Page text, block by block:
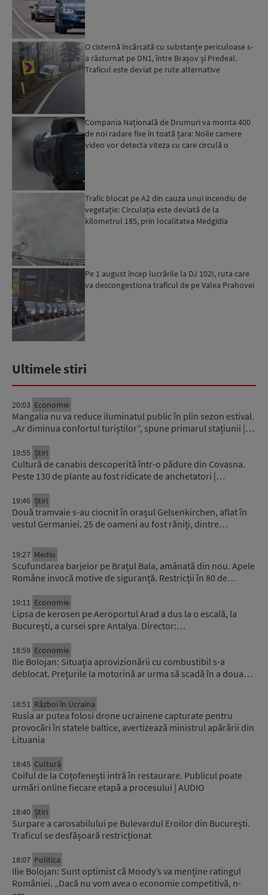
O cisternă încărcată cu substanțe periculoase s-
a răsturnat pe DN1, între Brașov și Predeal.
Traficul este deviat pe rute alternative
Compania Națională de Drumuri va monta 400
de noi radare fixe în toată țara: Noile camere
video vor detecta viteza cu care circulă o
Trafic blocat pe A2 din cauza unui incendiu de
vegetație: Circulația este deviată de la
kilometrul 185, prin localitatea Medgidia
Pe 1 august încep lucrările la DJ 102I, ruta care
va descongestiona traficul de pe Valea Prahovei
Ultimele stiri
20:03 Economie
Mangalia nu va reduce iluminatul public în plin sezon estival.
„Ar diminua confortul turiștilor”, spune primarul stațiunii |…
19:55 Știri
Cultură de canabis descoperită într-o pădure din Covasna.
Peste 130 de plante au fost ridicate de anchetatori |…
19:46 Știri
Două tramvaie s-au ciocnit în orașul Gelsenkirchen, aflat în
vestul Germaniei. 25 de oameni au fost răniți, dintre…
19:27 Mediu
Scufundarea barjelor pe Brațul Bala, amânată din nou. Apele
Române invocă motive de siguranță. Restricții în 80 de…
19:11 Economie
Lipsa de kerosen pe Aeroportul Arad a dus la o escală, la
București, a cursei spre Antalya. Director:…
18:59 Economie
Ilie Bolojan: Situaţia aprovizionării cu combustibil s-a
deblocat. Prețurile la motorină ar urma să scadă în a doua…
18:51 Război în Ucraina
Rusia ar putea folosi drone ucrainene capturate pentru
provocări în statele baltice, avertizează ministrul apărării din
Lituania
18:45 Cultură
Coiful de la Coțofenești intră în restaurare. Publicul poate
urmări online fiecare etapă a procesului | AUDIO
18:40 Știri
Surpare a carosabilului pe Bulevardul Eroilor din București.
Traficul se desfășoară restricționat
18:07 Politica
Ilie Bolojan: Sunt optimist că Moody’s va menține ratingul
României. „Dacă nu vom avea o economie competitivă, n-